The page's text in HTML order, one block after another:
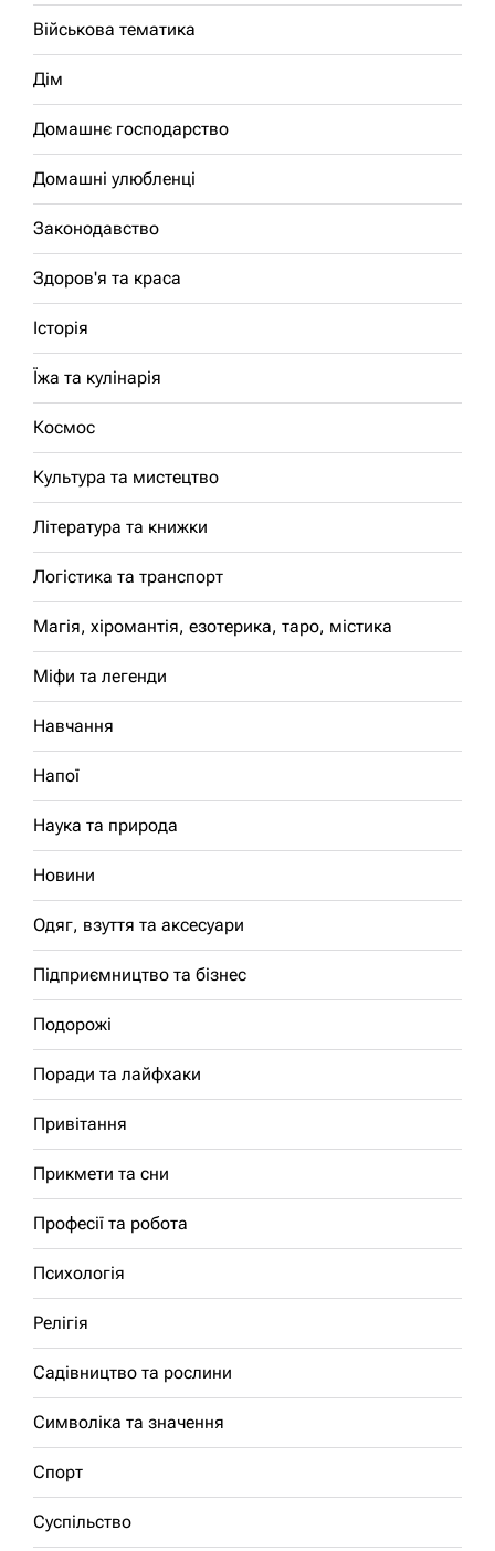
Військова тематика
Дім
Домашнє господарство
Домашні улюбленці
Законодавство
Здоров'я та краса
Історія
Їжа та кулінарія
Космос
Культура та мистецтво
Література та книжки
Логістика та транспорт
Магія, хіромантія, езотерика, таро, містика
Міфи та легенди
Навчання
Напої
Наука та природа
Новини
Одяг, взуття та аксесуари
Підприємництво та бізнес
Подорожі
Поради та лайфхаки
Привітання
Прикмети та сни
Професії та робота
Психологія
Релігія
Садівництво та рослини
Символіка та значення
Спорт
Суспільство